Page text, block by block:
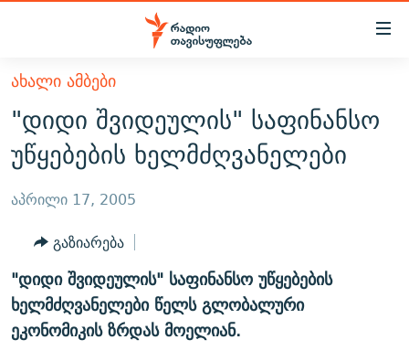
Accessibility
მთავარ
შინაარსზე
დაბრუნება
მთავარ
დაბრუნება
ძიებაზე
დაბრუნება
ᲐᲮᲐᲚᲘ ᲐᲛᲑᲔᲑᲘ
ᲗᲔᲛᲔᲑᲘ
ᲞᲝᲚᲘᲢᲘᲙᲐ
ᲔᲙᲝᲜᲝᲛᲘᲙᲐ
ᲡᲐᲖᲝᲒᲐᲓᲝᲔᲑᲐ
ᲡᲞᲝᲠᲢᲘ
ᲕᲘᲓᲔᲝ
ᲑᲚᲝᲒᲔᲑᲘ
ᲞᲝᲓᲙᲐᲡᲢᲔᲑᲘ
ᲜᲘᲙᲝᲡ ᲞᲝᲓᲙᲐᲡᲢᲘ
60 ᲓᲔᲪᲘᲑᲔᲚᲘ
ᲗᲐᲕᲘᲡᲣᲤᲚᲔᲑᲘᲡ ᲛᲝᲜᲘᲢᲝᲠᲘ
ᲤᲔᲜᲝᲕᲐᲜᲘ - 2.10
ᲗᲥᲕᲔᲜᲘ ᲞᲣᲑᲚᲘᲙᲐᲪᲘᲔᲑᲘ
ᲞᲠᲝᲔᲥᲢᲔᲑᲘ
ᲐᲮᲐᲚᲘ ᲐᲛᲑᲔᲑᲘ
"დიდი შვიდეულის" საფინანსო
უწყებების ხელმძღვანელები
აპრილი 17, 2005
გაზიარება
"დიდი შვიდეულის" საფინანსო უწყებების
ხელმძღვანელები წელს გლობალური
ეკონომიკის ზრდას მოელიან.